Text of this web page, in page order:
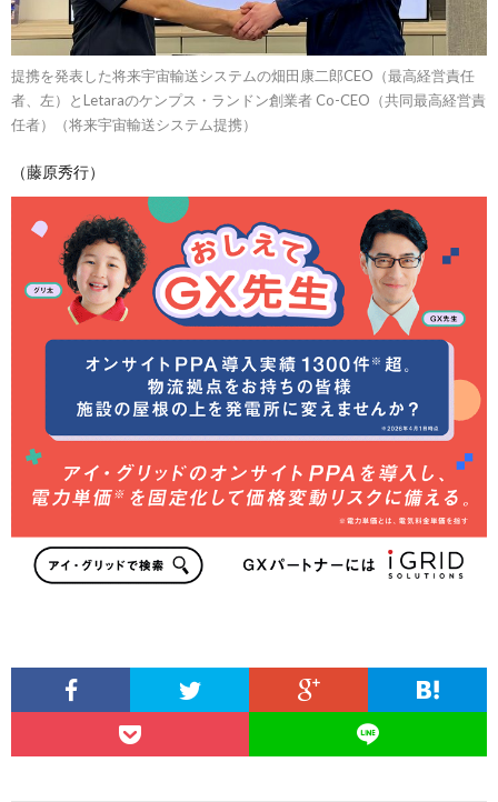
提携を発表した将来宇宙輸送システムの畑田康二郎CEO（最高経営責任
者、左）とLetaraのケンプス・ランドン創業者 Co-CEO（共同最高経営責
任者）（将来宇宙輸送システム提携）
（藤原秀行）